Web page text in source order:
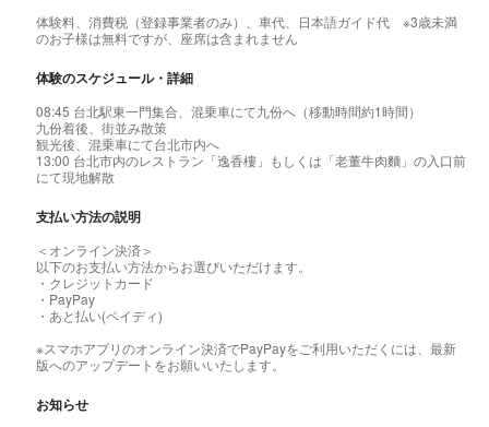
体験料、消費税（登録事業者のみ）、車代、日本語ガイド代 ※3歳未満
のお子様は無料ですが、座席は含まれません
体験のスケジュール・詳細
08:45 台北駅東一門集合、混乗車にて九份へ（移動時間約1時間）
九份着後、街並み散策
観光後、混乗車にて台北市内へ
13:00 台北市内のレストラン「逸香樓」もしくは「老董牛肉麵」の入口前
にて現地解散
支払い方法の説明
＜オンライン決済＞
以下のお支払い方法からお選びいただけます。
・クレジットカード
・PayPay
・あと払い(ペイディ)
※スマホアプリのオンライン決済でPayPayをご利用いただくには、最新
版へのアップデートをお願いいたします。
お知らせ